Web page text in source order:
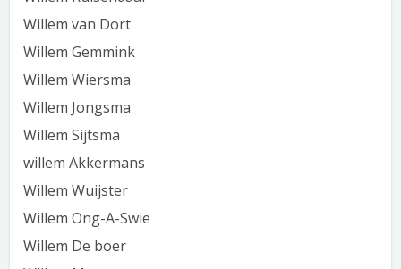
Willem van Dort
Willem Gemmink
Willem Wiersma
Willem Jongsma
Willem Sijtsma
willem Akkermans
Willem Wuijster
Willem Ong-A-Swie
Willem De boer